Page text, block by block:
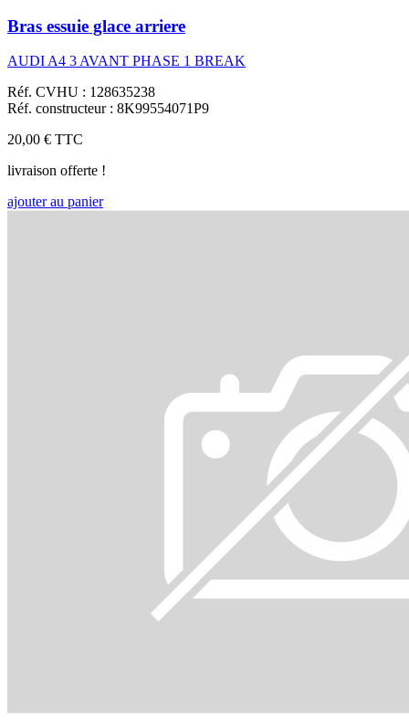
Bras essuie glace arriere
AUDI A4 3 AVANT PHASE 1 BREAK
Réf. CVHU : 128635238
Réf. constructeur : 8K99554071P9
20,00 € TTC
livraison offerte !
ajouter au panier